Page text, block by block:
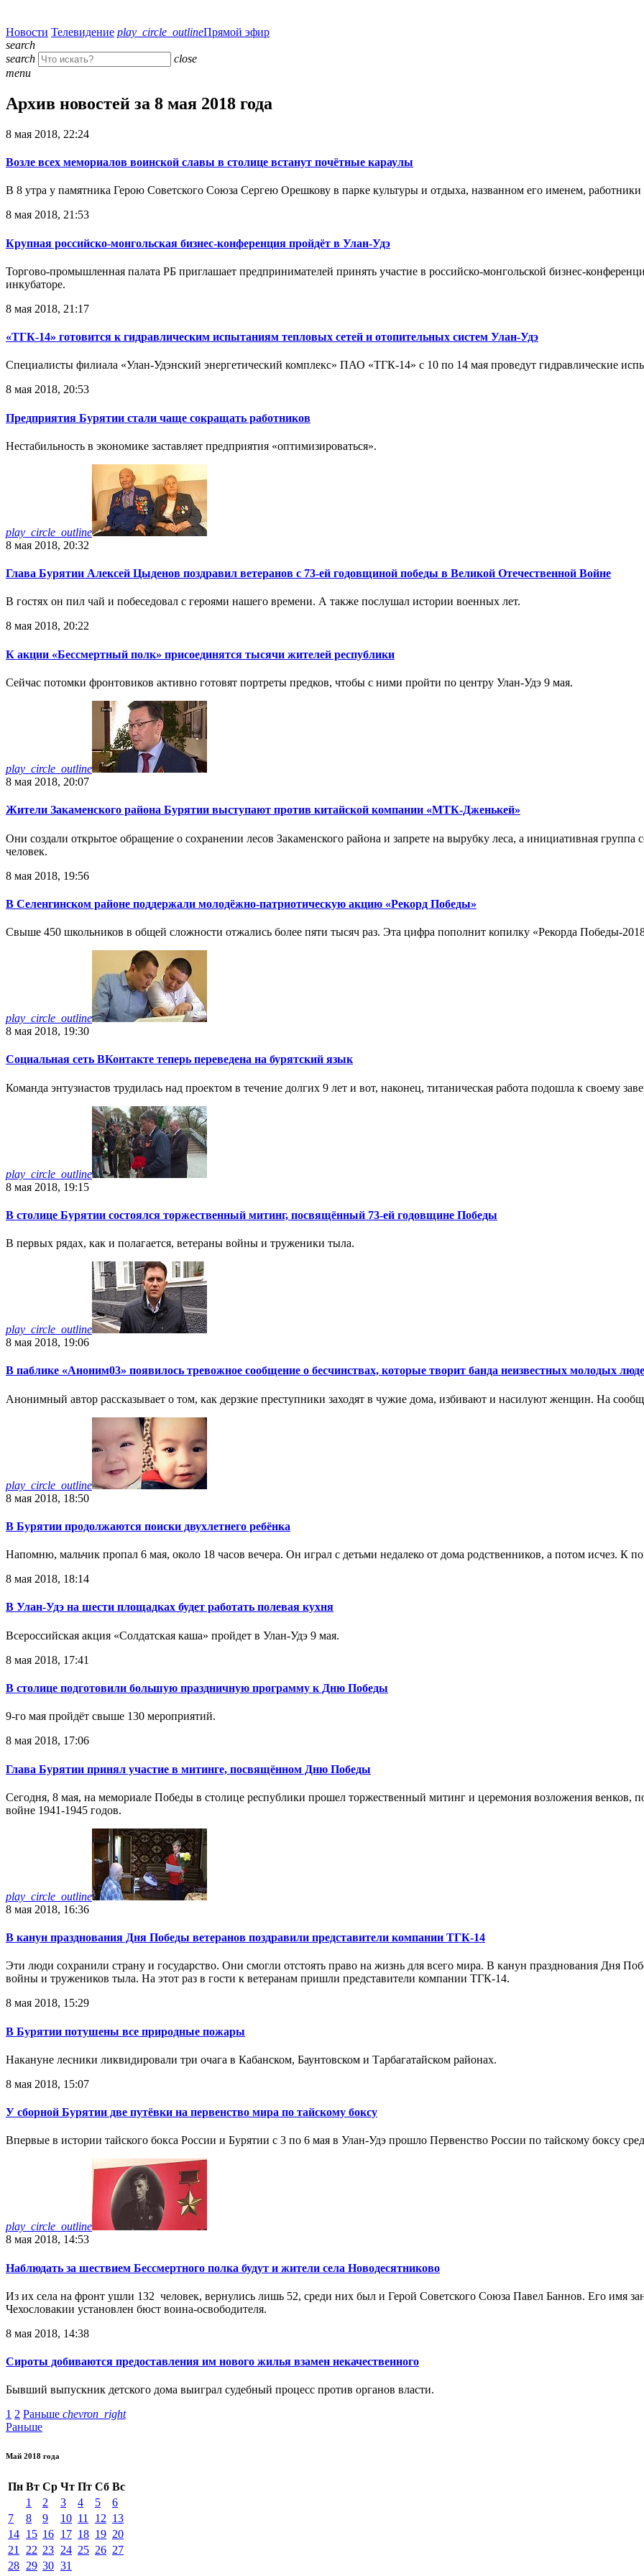
Новости Телевидение play_circle_outlineПрямой эфир
search
search
close
menu
Архив новостей за 8 мая 2018 года
8 мая 2018, 22:24
Возле всех мемориалов воинской славы в столице встанут почётные караулы
В 8 утра у памятника Герою Советского Союза Сергею Орешкову в парке культуры и отдыха, названном его именем,
8 мая 2018, 21:53
Крупная российско-монгольская бизнес-конференция пройдёт в Улан-Удэ
Торгово-промышленная палата РБ приглашает предпринимателей принять участие в российско-монгольской бизнес-
инкубаторе.
8 мая 2018, 21:17
«ТГК-14» готовится к гидравлическим испытаниям тепловых сетей и отопительных систем Улан-Удэ
Специалисты филиала «Улан-Удэнский энергетический комплекс» ПАО «ТГК-14» с 10 по 14 мая проведут гидравлические
8 мая 2018, 20:53
Предприятия Бурятии стали чаще сокращать работников
Нестабильность в экономике заставляет предприятия «оптимизироваться».
play_circle_outline
8 мая 2018, 20:32
Глава Бурятии Алексей Цыденов поздравил ветеранов с 73-ей годовщиной победы в Великой Отечественной Войне
В гостях он пил чай и побеседовал с героями нашего времени. А также послушал истории военных лет.
8 мая 2018, 20:22
К акции «Бессмертный полк» присоединятся тысячи жителей республики
Сейчас потомки фронтовиков активно готовят портреты предков, чтобы с ними пройти по центру Улан-Удэ 9 мая.
play_circle_outline
8 мая 2018, 20:07
Жители Закаменского района Бурятии выступают против китайской компании «МТК-Дженькей»
Они создали открытое обращение о сохранении лесов Закаменского района и запрете на вырубку леса, а инициативная
человек.
8 мая 2018, 19:56
В Селенгинском районе поддержали молодёжно-патриотическую акцию «Рекорд Победы»
Свыше 450 школьников в общей сложности отжались более пяти тысяч раз. Эта цифра пополнит копилку «Рекорда Победы-
play_circle_outline
8 мая 2018, 19:30
Социальная сеть ВКонтакте теперь переведена на бурятский язык
Команда энтузиастов трудилась над проектом в течение долгих 9 лет и вот, наконец, титаническая работа подошла к своему
play_circle_outline
8 мая 2018, 19:15
В столице Бурятии состоялся торжественный митинг, посвящённый 73-ей годовщине Победы
В первых рядах, как и полагается, ветераны войны и труженики тыла.
play_circle_outline
8 мая 2018, 19:06
В паблике «Аноним03» появилось тревожное сообщение о бесчинствах, которые творит банда неизвестных молодых
Анонимный автор рассказывает о том, как дерзкие преступники заходят в чужие дома, избивают и насилуют женщин. На
play_circle_outline
8 мая 2018, 18:50
В Бурятии продолжаются поиски двухлетнего ребёнка
Напомню, мальчик пропал 6 мая, около 18 часов вечера. Он играл с детьми недалеко от дома родственников, а потом исчез. К
8 мая 2018, 18:14
В Улан-Удэ на шести площадках будет работать полевая кухня
Всероссийская акция «Солдатская каша» пройдет в Улан-Удэ 9 мая.
8 мая 2018, 17:41
В столице подготовили большую праздничную программу к Дню Победы
9-го мая пройдёт свыше 130 мероприятий.
8 мая 2018, 17:06
Глава Бурятии принял участие в митинге, посвящённом Дню Победы
Сегодня, 8 мая, на мемориале Победы в столице республики прошел торжественный митинг и церемония возложения
войне 1941-1945 годов.
play_circle_outline
8 мая 2018, 16:36
В канун празднования Дня Победы ветеранов поздравили представители компании ТГК-14
Эти люди сохранили страну и государство. Они смогли отстоять право на жизнь для всего мира. В канун празднования Дня
войны и тружеников тыла. На этот раз в гости к ветеранам пришли представители компании ТГК-14.
8 мая 2018, 15:29
В Бурятии потушены все природные пожары
Накануне лесники ликвидировали три очага в Кабанском, Баунтовском и Тарбагатайском районах.
8 мая 2018, 15:07
У сборной Бурятии две путёвки на первенство мира по тайскому боксу
Впервые в истории тайского бокса России и Бурятии с 3 по 6 мая в Улан-Удэ прошло Первенство России по тайскому боксу
play_circle_outline
8 мая 2018, 14:53
Наблюдать за шествием Бессмертного полка будут и жители села Новодесятниково
Из их села на фронт ушли 132 человек, вернулись лишь 52, среди них был и Герой Советского Союза Павел Баннов. Его имя
Чехословакии установлен бюст воина-освободителя.
8 мая 2018, 14:38
Сироты добиваются предоставления им нового жилья взамен некачественного
Бывший выпускник детского дома выиграл судебный процесс против органов власти.
1 2 Раньше chevron_right
Раньше
Май 2018 года
Пн Вт Ср Чт Пт Сб Вс
1
2 3 4 5
6
7
8 9 10 11 12 13
14 15 16 17 18 19 20
21
22 23 24 25 26 27
28 29 30 31